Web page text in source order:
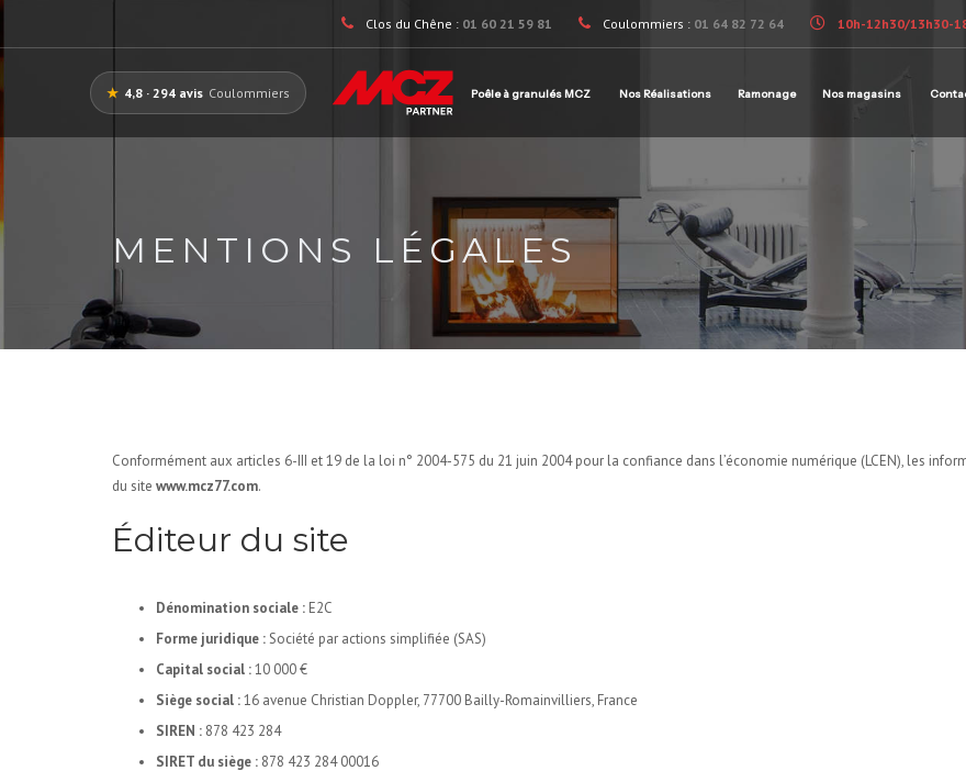
Clos du Chêne : 01 60 21 59 81 Coulommiers : 01 64 82 72 64 10h-12h30/13h30-
★ 4,8 · 294 avis Coulommiers Poêle à granulés MCZ Nos Réalisations Ramonage Nos magasins
MENTIONS LÉGALES
Conformément aux articles 6-III et 19 de la loi n° 2004-575 du 21 juin 2004 pour la confiance dans l’économie numérique (LCEN), les
du site www.mcz77.com.
Éditeur du site
Dénomination sociale : E2C
Forme juridique :Société par actions simplifiée (SAS)
Capital social :10 000 €
Siège social :16 avenue Christian Doppler, 77700 Bailly-Romainvilliers, France
SIREN : 878 423 284
SIRET du siège : 878 423 284 00016